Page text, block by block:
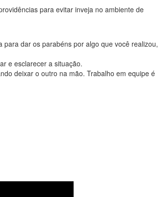
para evitar inveja no ambiente de
dar os parabéns por algo que você realizou,
e esclarecer a situação.
deixar o outro na mão. Trabalho em equipe é